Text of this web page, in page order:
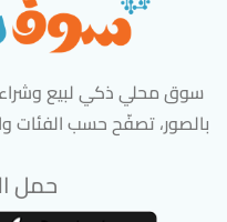
سوق محلي ذكي لبيع وشراء
بالصور، تصفّح حسب الفئات
حمل